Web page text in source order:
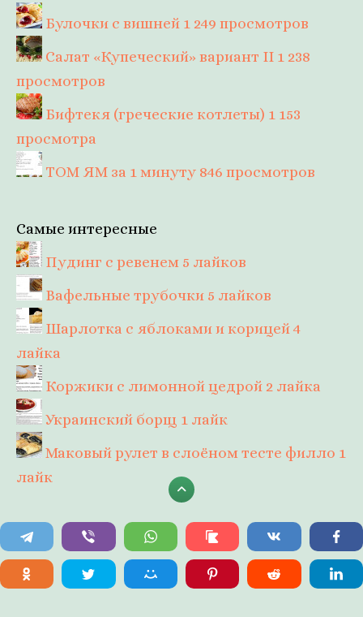
Булочки с вишней 1 249 просмотров
Салат «Купеческий» вариант II 1 238
просмотров
Бифтекя (греческие котлеты) 1 153
просмотра
ТОМ ЯМ за 1 минуту 846 просмотров
Самые интересные
Пудинг с ревенем 5 лайков
Вафельные трубочки 5 лайков
Шарлотка с яблоками и корицей4
лайка
Коржики с лимонной цедрой 2 лайка
Украинский борщ 1 лайк
Маковый рулет в слоёном тесте филло 1
лайк